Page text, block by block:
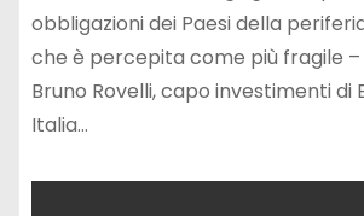
obbligazioni dei Paesi della
che è percepita come più fragile
Bruno Rovelli, capo investimenti di
Italia…